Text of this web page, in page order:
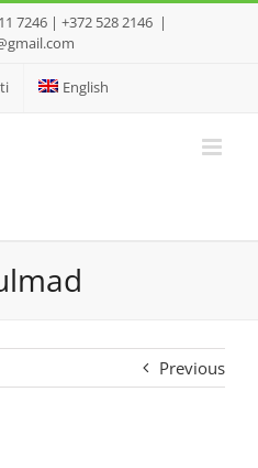
7246 | +372 528 2146 |
English
Previous